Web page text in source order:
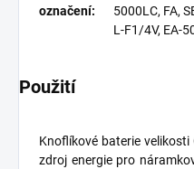
označení:
5000LC, FA,
L-F1/4V, EA-
Použití
Knoflíkové baterie
zdroj energie pro